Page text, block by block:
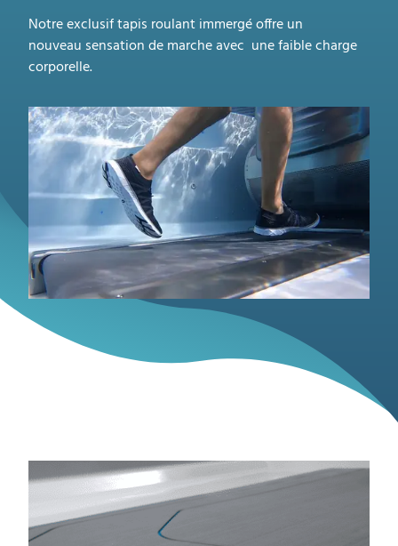
Notre exclusif tapis roulant immergé offre un
nouveau sensation de marche avec une faible charge
corporelle.